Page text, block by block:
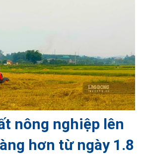
nông nghiệp lên
hơn từ ngày 1.8